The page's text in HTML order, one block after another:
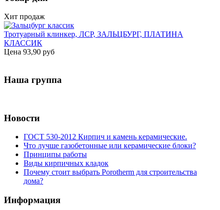
Хит продаж
Тротуарный клинкер, ЛСР, ЗАЛЬЦБУРГ, ПЛАТИНА
КЛАССИК
Цена 93,90 руб
Наша группа
Новости
ГОСТ 530-2012 Кирпич и камень керамические.
Что лучше газобетонные или керамические блоки?
Принципы работы
Виды кирпичных кладок
Почему стоит выбрать Porotherm для строительства
дома?
Информация